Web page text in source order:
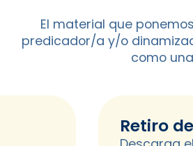
El material que
predicador/a y/o
como
Retiro